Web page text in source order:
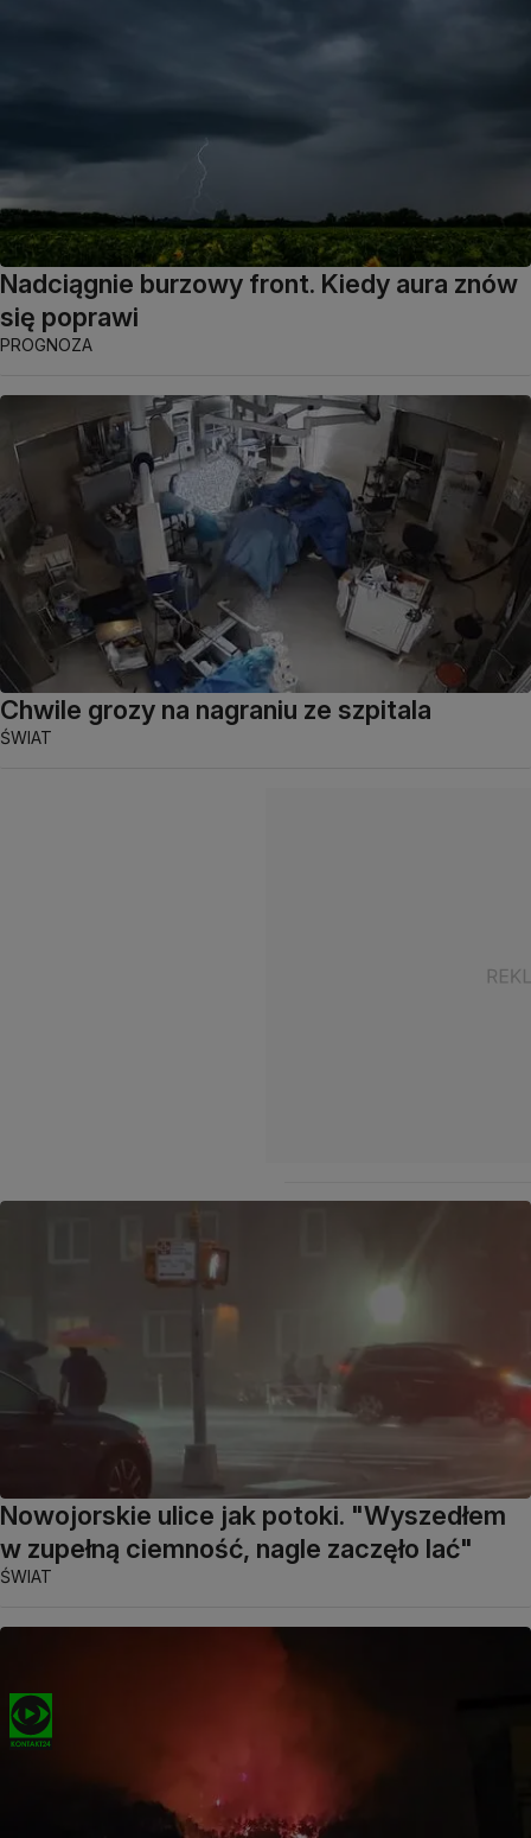
Nadciągnie burzowy front. Kiedy aura znów
się poprawi
PROGNOZA
Chwile grozy na nagraniu ze szpitala
ŚWIAT
Nowojorskie ulice jak potoki. "Wyszedłem
w zupełną ciemność, nagle zaczęło lać"
ŚWIAT